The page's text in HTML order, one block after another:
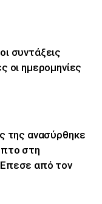
συντάξεις
οι ημερομηνίες
της ανασύρθηκε
στη
από τον